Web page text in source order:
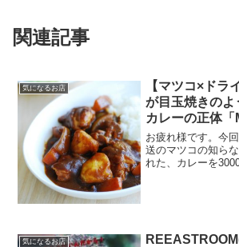
関連記事
気になるお店
【マツコ×ドラ
が目玉焼きのよ
カレーの正体
くばざ）」の場
予約や駐車場は
まとめ！松宏彰
お疲れ様です。今
送のマツコの知ら
れた、カレーを
気になるお店